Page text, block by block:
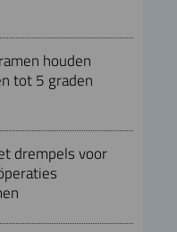
houden
tot 5 graden
drempels voor